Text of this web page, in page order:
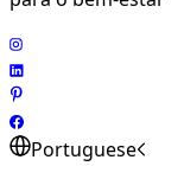
Portuguese